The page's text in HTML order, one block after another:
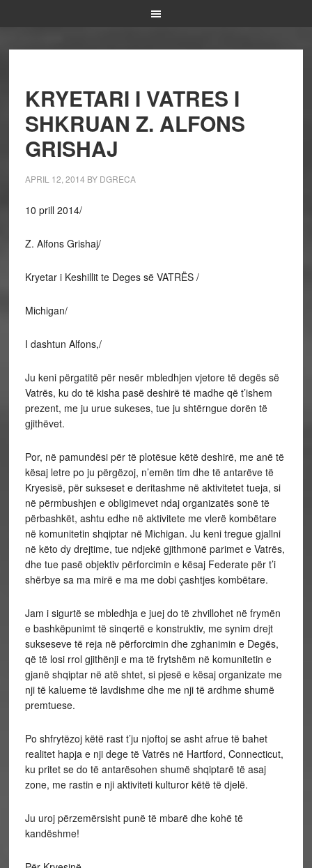
KRYETARI I VATRES I
SHKRUAN Z. ALFONS
GRISHAJ
APRIL 12, 2014 BY DGRECA
10 prill 2014/
Z. Alfons Grishaj/
Kryetar i Keshillit te Deges së VATRËS /
Michigan/
I dashtun Alfons,/
Ju keni përgatitë për nesër mbledhjen vjetore të degës së
Vatrës, ku do të kisha pasë deshirë të madhe që t’ishem
prezent, me ju urue sukeses, tue ju shtërngue dorën të
gjithëvet.
Por, në pamundësi për të plotësue këtë deshirë, me anë të
kësaj letre po ju përgëzoj, n’emën tim dhe të antarëve të
Kryesisë, për sukseset e deritashme në aktivitetet tueja, si
në përmbushjen e obligimevet ndaj organizatës sonë të
përbashkët, ashtu edhe në aktivitete me vlerë kombëtare
në komunitetin shqiptar në Michigan. Ju keni tregue gjallni
në këto dy drejtime, tue ndjekë gjithmonë parimet e Vatrës,
dhe tue pasë objektiv përforcimin e kësaj Federate për t’i
shërbye sa ma mirë e ma me dobi çashtjes kombëtare.
Jam i sigurtë se mbledhja e juej do të zhvillohet në frymën
e bashkëpunimt të sinqertë e konstruktiv, me synim drejt
sukseseve të reja në përforcimin dhe zghanimin e Degës,
që të losi rrol gjithënji e ma të frytshëm në komunitetin e
gjanë shqiptar në atë shtet, si pjesë e kësaj organizate me
nji të kalueme të lavdishme dhe me nji të ardhme shumë
premtuese.
Po shfrytëzoj këtë rast t’ju njoftoj se asht afrue të bahet
realitet hapja e nji dege të Vatrës në Hartford, Connecticut,
ku pritet se do të antarësohen shumë shqiptarë të asaj
zone, me rastin e nji aktiviteti kulturor këtë të djelë.
Ju uroj përzemërsisht punë të mbarë dhe kohë të
kandëshme!